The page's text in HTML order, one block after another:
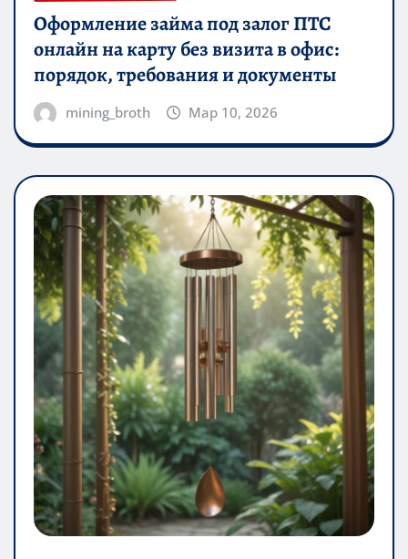
Оформление займа под залог ПТС
онлайн на карту без визита в офис:
порядок, требования и документы
mining_broth Мар 10, 2026